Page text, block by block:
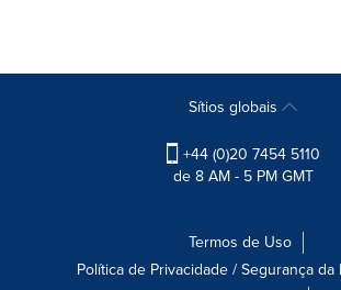
Sítios globais
+44 (0)20 7454 5110
de 8 AM - 5 PM GMT
Termos de Uso
Política de Privacidade / Segurança da